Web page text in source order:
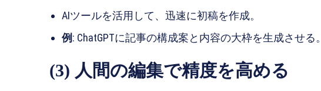
AIツールを活用して、迅速に初稿を作成。
例: ChatGPTに記事の構成案と内容の大枠を生成させる。
(3) 人間の編集で精度を高める